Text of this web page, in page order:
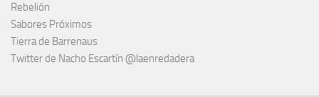
Rebelión
Sabores Próximos
Tierra de Barrenaus
Twitter de Nacho Escartín @laenredadera